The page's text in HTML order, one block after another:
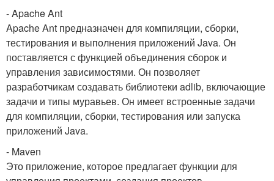
- Apache Ant
Apache Ant предназначен для компиляции, сборки,
тестирования и выполнения приложений Java. Он
поставляется с функцией объединения сборок и
управления зависимостями. Он позволяет
разработчикам создавать библиотеки adlib, включающие
задачи и типы муравьев. Он имеет встроенные задачи
для компиляции, сборки, тестирования или запуска
приложений Java.
- Maven
Это приложение, которое предлагает функции для